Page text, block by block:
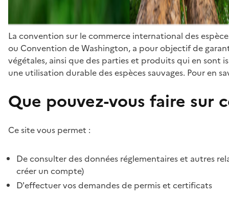
La convention sur le commerce international des
ou Convention de Washington, a pour objectif de
végétales, ainsi que des parties et produits qui en sont
une utilisation durable des espèces sauvages. Pour en
Que pouvez-vous faire sur
Ce site vous permet :
De consulter des données réglementaires et autres
créer un compte)
D'effectuer vos demandes de permis et certificats